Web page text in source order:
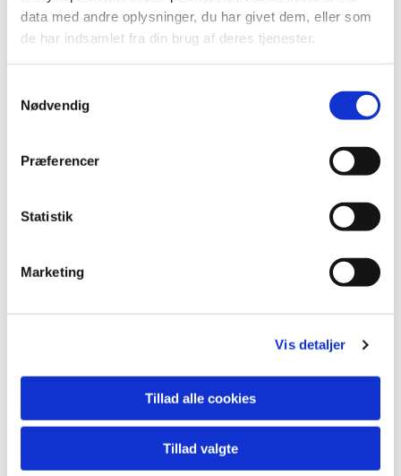
data med andre oplysninger, du har givet dem, eller som
de har indsamlet fra din brug af deres tjenester.
Nødvendig
Præferencer
Statistik
Marketing
Vis detaljer
Tillad alle cookies
Tillad valgte
Du vil måske også kunne lide...